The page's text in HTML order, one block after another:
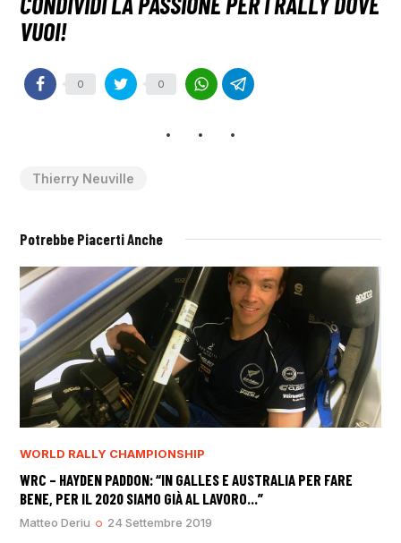
0 0
Thierry Neuville
Potrebbe Piacerti Anche
WORLD RALLY CHAMPIONSHIP
WRC – HAYDEN PADDON: “IN GALLES E AUSTRALIA PER FARE
BENE, PER IL 2020 SIAMO GIÀ AL LAVORO…”
Matteo Deriu 24 Settembre 2019